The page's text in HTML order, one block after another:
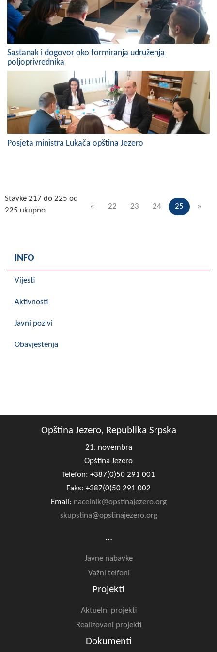
Sastanak i dogovor oko formiranja udruženja
poljoprivrednika
Posjeta ministra Lukača opština Jezero
« 22 23 24 25 »
Stavke 217 do 225 od
225 ukupno
INFO
Vijesti
Aktivnosti
Javni pozivi
Obavještenja
Opština Jezero, Republika Srpska
21. novembra
Opština Jezero
Telefon: +387(0)50 291 001
Faks: +387(0)50 291 002
Email: nacelnik@opstinajezero.org
skupstina@opstinajezero.org
...
Javne nabavke
Važni telfoni
Projekti
Aktuelni projekti
Realizovani projekti
Dokumenti